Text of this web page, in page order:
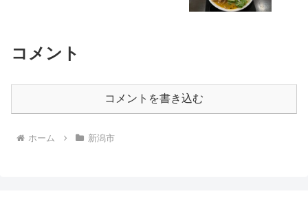
コメント
コメントを書き込む
ホーム 新潟市